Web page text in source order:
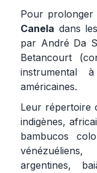
Pour prolonger
Canela dans
par André Da
Betancourt
instrumental
américaines.
Leur répertoire
indigènes,
bambucos
argentines,